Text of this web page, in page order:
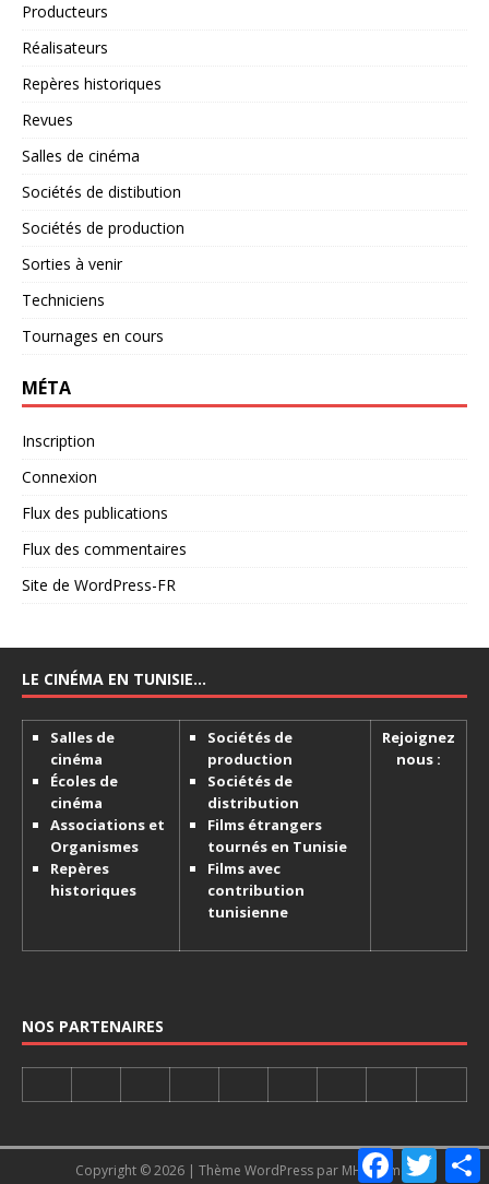
Producteurs
Réalisateurs
Repères historiques
Revues
Salles de cinéma
Sociétés de distibution
Sociétés de production
Sorties à venir
Techniciens
Tournages en cours
MÉTA
Inscription
Connexion
Flux des publications
Flux des commentaires
Site de WordPress-FR
LE CINÉMA EN TUNISIE…
Salles de
cinéma
Écoles de
cinéma
Associations et
Organismes
Repères
historiques
Sociétés de
production
Sociétés de
distribution
Films étrangers
tournés en Tunisie
Films avec
contribution
tunisienne
Rejoignez
nous :
NOS PARTENAIRES
Copyright © 2026 | Thème WordPress par MH Themes
F
a
T
P